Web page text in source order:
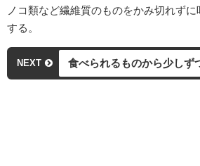
ノコ類など繊維質のものをかみ切れず
する。
NEXT 食べられるものから少しず